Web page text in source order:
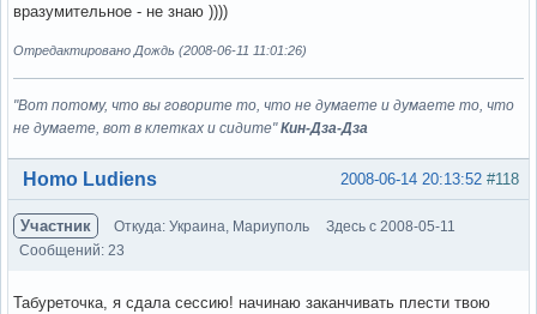
вразумительное - не знаю ))))
Отредактировано Дождь (2008-06-11 11:01:26)
"Вот потому, что вы говорите то, что не думаете и думаете то, что
не думаете, вот в клетках и сидите"Кин-Дза-Дза
Вне форума #118
2008-06-14 20:13:52
Homo Ludiens
Участник Откуда: Украина, Мариуполь
Здесь с 2008-05-11
Сообщений: 23
Табуреточка, я сдала сессию! начинаю заканчивать плести твою